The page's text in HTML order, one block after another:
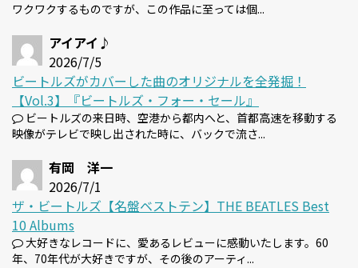
ワクワクするものですが、この作品に至っては個...
アイアイ♪
2026/7/5
ビートルズがカバーした曲のオリジナルを全発掘！
【Vol.3】『ビートルズ・フォー・セール』
ビートルズの来日時、空港から都内へと、首都高速を移動する
映像がテレビで映し出された時に、バックで流さ...
有岡 洋一
2026/7/1
ザ・ビートルズ【名盤ベストテン】THE BEATLES Best
10 Albums
大好きなレコードに、愛あるレビューに感動いたします。60
年、70年代が大好きですが、その後のアーティ...